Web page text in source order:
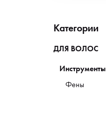
Категории
ДЛЯ ВОЛОС
Инструменты
Фены